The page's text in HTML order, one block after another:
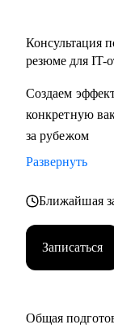
Консультация
резюме для IT-
Создаем
конкретную
за рубежом
Развернуть
Ближайшая
Записаться
Общая